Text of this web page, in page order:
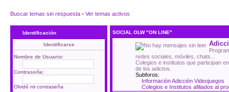
Buscar temas sin respuesta • Ver temas activos
Identificación
Identificarse
Nombre de Usuario:
Contraseña:
Olvidé mi contraseña
SOCIAL OLW "ON LINE"
redes sociales, móviles, chats...
Colegios e institutos que participan
de los adictos.
Subforos:
Información Adicción Videojuegos
Colegios e Institutos afiliados al